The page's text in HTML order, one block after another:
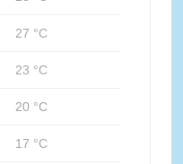
27 °C
23 °C
20 °C
17 °C